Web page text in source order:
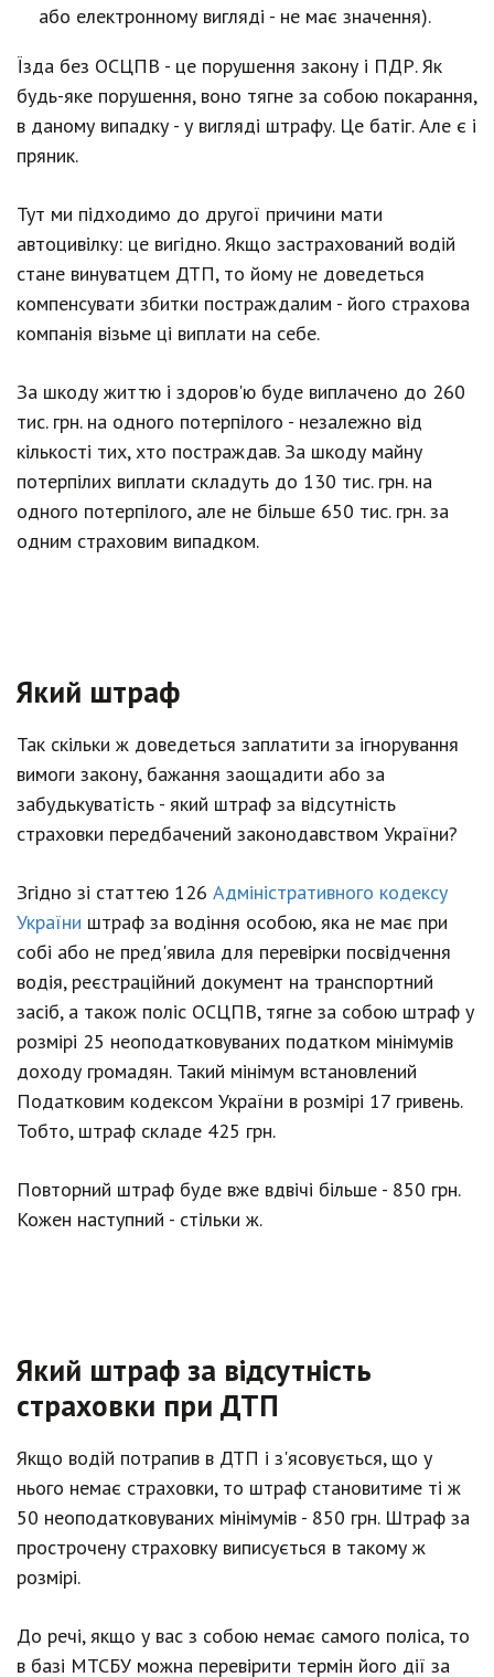
або електронному вигляді - не має значення).
Їзда без ОСЦПВ - це порушення закону і ПДР. Як
будь-яке порушення, воно тягне за собою покарання,
в даному випадку - у вигляді штрафу. Це батіг. Але є і
пряник.
Тут ми підходимо до другої причини мати
автоцивілку: це вигідно. Якщо застрахований водій
стане винуватцем ДТП, то йому не доведеться
компенсувати збитки постраждалим - його страхова
компанія візьме ці виплати на себе.
За шкоду життю і здоров'ю буде виплачено до 260
тиc. гpн. на одного потерпілого - незалежно від
кількості тих, хто постраждав. За шкоду майну
потерпілих виплати складуть до 130 тис. гpн. на
одного потерпілого, але не більше 650 тиc. гpн. за
одним страховим випадком.
Який штраф
Так скільки ж доведеться заплатити за ігнорування
вимоги закону, бажання заощадити або за
забудькуватість - який штраф за відсутність
страховки передбачений законодавством України?
Згідно зі статтею 126 Адміністративного кодексу
України штраф за водіння особою, яка не має при
собі або не пред'явила для перевірки посвідчення
водія, реєстраційний документ на транспортний
засіб, а також поліс ОСЦПВ, тягне за собою штраф у
розмірі 25 неоподатковуваних податком мінімумів
доходу громадян. Такий мінімум встановлений
Податковим кодексом України в розмірі 17 гривень.
Тобто, штраф складе 425 грн.
Повторний штраф буде вже вдвічі більше - 850 грн.
Кожен наступний - стільки ж.
Який штраф за відсутність
страховки при ДТП
Якщо водій потрапив в ДТП і з'ясовується, що у
нього немає страховки, то штраф становитиме ті ж
50 неоподатковуваних мінімумів - 850 грн. Штраф за
прострочену страховку виписується в такому ж
розмірі.
До речі, якщо у вас з собою немає самого поліса, то
в базі МТСБУ можна перевірити термін його дії за